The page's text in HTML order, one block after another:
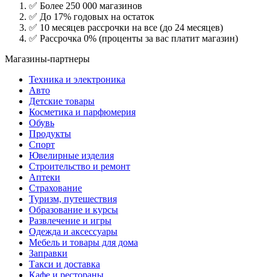
✅ Более 250 000 магазинов
✅ До 17% годовых на остаток
✅ 10 месяцев рассрочки на все (до 24 месяцев)
✅ Рассрочка 0% (проценты за вас платит магазин)
Магазины-партнеры
Техника и электроника
Авто
Детские товары
Косметика и парфюмерия
Обувь
Продукты
Спорт
Ювелирные изделия
Строительство и ремонт
Аптеки
Страхование
Туризм, путешествия
Образование и курсы
Развлечение и игры
Одежда и аксессуары
Мебель и товары для дома
Заправки
Такси и доставка